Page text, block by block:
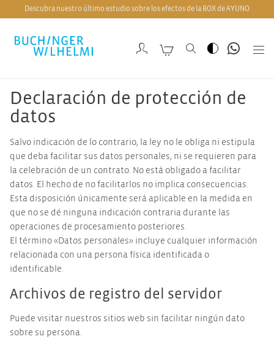
Descubra nuestro último estudio sobre los efectos de la BOX de AYUNO
Declaración de protección de
datos
Salvo indicación de lo contrario, la ley no le obliga ni estipula
que deba facilitar sus datos personales, ni se requieren para
la celebración de un contrato. No está obligado a facilitar
datos. El hecho de no facilitarlos no implica consecuencias.
Esta disposición únicamente será aplicable en la medida en
que no se dé ninguna indicación contraria durante las
operaciones de procesamiento posteriores.
El término «Datos personales» incluye cualquier información
relacionada con una persona física identificada o
identificable.
Archivos de registro del servidor
Puede visitar nuestros sitios web sin facilitar ningún dato
sobre su persona.